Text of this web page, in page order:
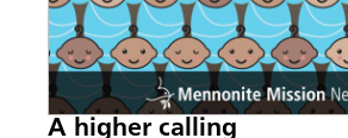
A higher calling